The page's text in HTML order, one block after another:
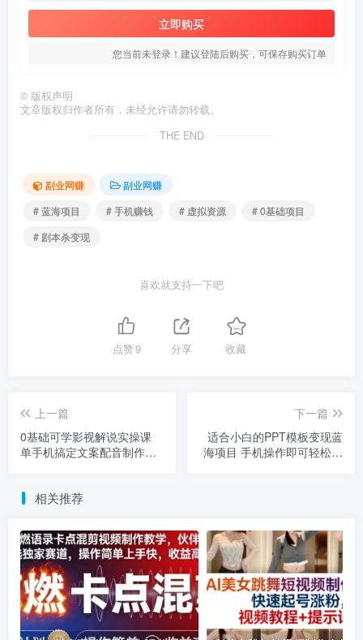
立即购买
您当前未登录！建议登陆后购买，可保存购买订单
© 版权声明
文章版权归作者所有，未经允许请勿转载。
THE END
副业网赚
副业网赚
# 蓝海项目
# 手机赚钱 # 虚拟资源
# 0基础项目
# 剧本杀变现
喜欢就支持一下吧
点赞9 分享 收藏
上一篇
0基础可学影视解说实操课
单手机搞定文案配音制作全
下一篇
适合小白的PPT模板变现蓝
海项目 手机操作即可轻松增
相关推荐